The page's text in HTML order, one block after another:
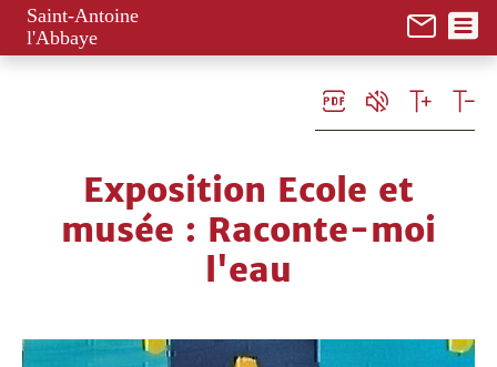
Saint-Antoine
l'Abbaye
Exposition Ecole et
musée : Raconte-moi
l'eau
Panneau de gestion des cookies